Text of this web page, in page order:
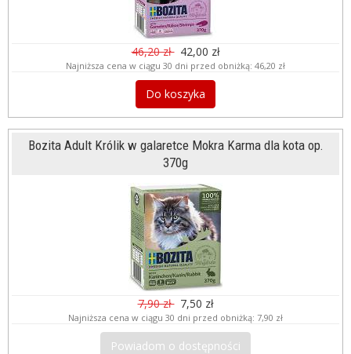
46,20 zł 42,00 zł
Najniższa cena w ciągu 30 dni przed obniżką: 46,20 zł
Do koszyka
Bozita Adult Królik w galaretce Mokra Karma dla kota op.
370g
7,90 zł 7,50 zł
Najniższa cena w ciągu 30 dni przed obniżką: 7,90 zł
Powiadom o dostępności